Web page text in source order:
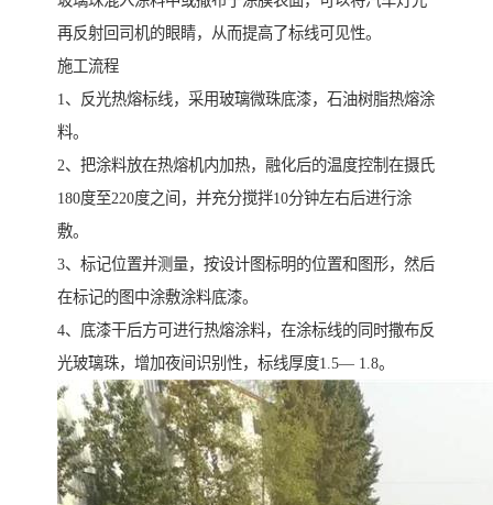
再反射回司机的眼睛，从而提高了标线可见性。
施工流程
1、反光热熔标线，采用玻璃微珠底漆，石油树脂热熔涂
料。
2、把涂料放在热熔机内加热，融化后的温度控制在摄氏
180度至220度之间，并充分搅拌10分钟左右后进行涂
敷。
3、标记位置并测量，按设计图标明的位置和图形，然后
在标记的图中涂敷涂料底漆。
4、底漆干后方可进行热熔涂料，在涂标线的同时撒布反
光玻璃珠，增加夜间识别性，标线厚度1.5— 1.8。